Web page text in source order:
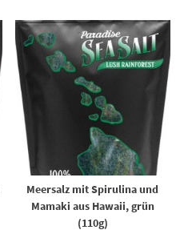
Meersalz mit Spirulina und
Mamaki aus Hawaii, grün
(110g)